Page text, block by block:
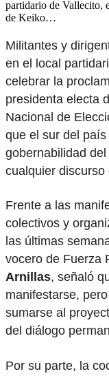
partidario de Vallecito,
de Keiko…
Militantes y
en el local
celebrar la
presidenta electa
Nacional de
que el sur del
gobernabilidad
cualquier
Frente a las
colectivos y
las últimas
vocero de Fuerza
Arnillas, señaló
manifestarse,
sumarse al
del diálogo
Por su parte, la